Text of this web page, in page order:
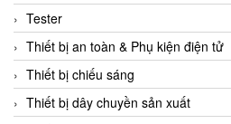
CD Automation
CEAG Sicherheitst
CEIA Vietnam
Celduc Vietnam
Tester
Thiết bị an toàn & Phụ kiện điện tử
Thiết bị chiếu sáng
Thiết bị dây chuyền sản xuất